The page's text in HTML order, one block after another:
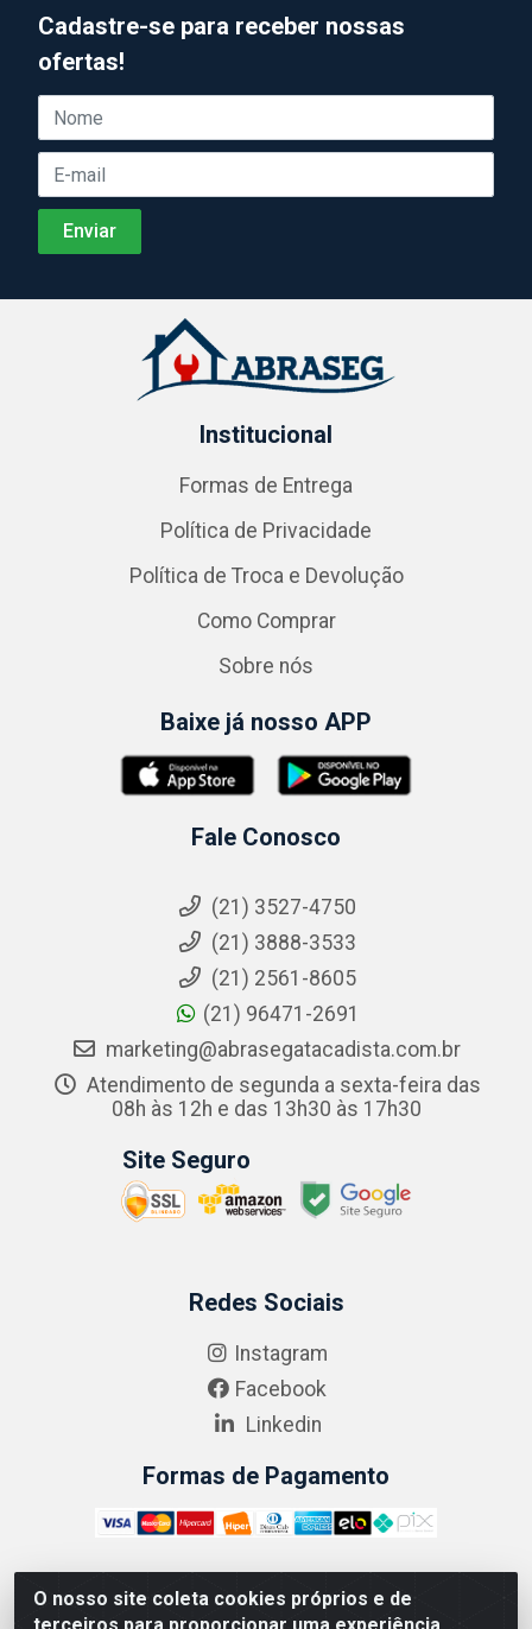
O nosso site coleta cookies próprios e de
Cadastre-se para receber nossas
ofertas!
Institucional
Formas de Entrega
Política de Privacidade
Política de Troca e Devolução
Como Comprar
Sobre nós
Baixe já nosso APP
Fale Conosco
(21) 3527-4750
(21) 3888-3533
(21) 2561-8605
(21) 96471-2691
marketing@abrasegatacadista.com.br
Atendimento de segunda a sexta-feira das
08h às 12h e das 13h30 às 17h30
Site Seguro
Redes Sociais
Instagram
Facebook
Linkedin
Formas de Pagamento
ABRASEG COMÉRCIO ATACADISTA LTDA - CNPJ: